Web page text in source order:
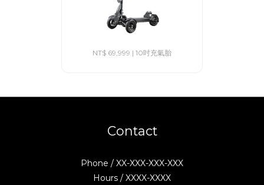
NT$ 69,999 | 10吋充氣胎
Contact
Phone / XX-XXX-XXX-XXX
Hours / XXXX-XXXX